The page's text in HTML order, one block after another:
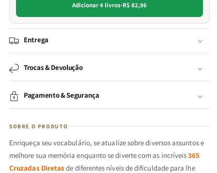
Adicionar 4 livros·R$ 82,96
Entrega
Trocas & Devolução
Pagamento & Segurança
SOBRE O PRODUTO
Enriqueça seu vocabulário, se atualize sobre diversos assuntos e
melhore sua memória enquanto se diverte com as incríveis365
Cruzadas Diretasde diferentes níveis de dificuldade para lhe